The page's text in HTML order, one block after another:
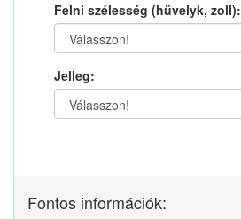
Felni szélesség (hüvelyk, zoll):
Jelleg:
Fontos információk: